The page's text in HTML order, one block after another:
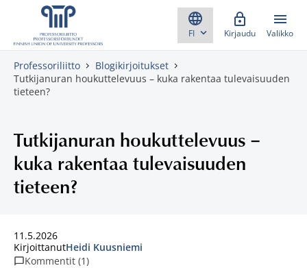
Skippaa sisältö
Kirjaudu Valikko
Professoriliitto
Blogikirjoitukset
Tutkijanuran houkuttelevuus – kuka rakentaa tulevaisuuden
tieteen?
Tutkijanuran houkuttelevuus –
kuka rakentaa tulevaisuuden
tieteen?
11.5.2026
KirjoittanutHeidi Kuusniemi
Kommentit (1)